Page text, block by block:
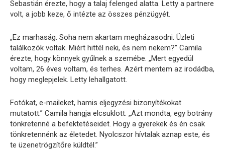
Sebastián érezte, hogy a talaj felenged alatta. Letty a partnere
volt, a jobb keze, ő intézte az összes pénzügyét.
„Ez marhaság. Soha nem akartam megházasodni. Üzleti
találkozók voltak. Miért hittél neki, és nem nekem?” Camila
érezte, hogy könnyek gyűlnek a szemébe. „Mert egyedül
voltam, 26 éves voltam, és terhes. Azért mentem az irodádba,
hogy meglepjelek. Letty lehallgatott.
Fotókat, e-maileket, hamis eljegyzési bizonyítékokat
mutatott.” Camila hangja elcsuklott. „Azt mondta, egy botrány
tönkretenné a befektetéseidet. Hogy a gyerekek és én csak
tönkretennénk az életedet. Nyolcszor hívtalak aznap este, és
te üzenetrögzítőre küldtél.”